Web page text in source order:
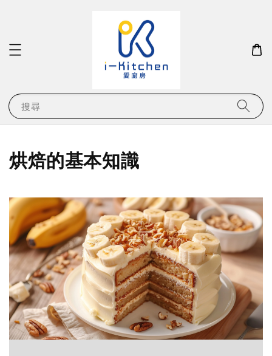
搜尋
烘焙的基本知識